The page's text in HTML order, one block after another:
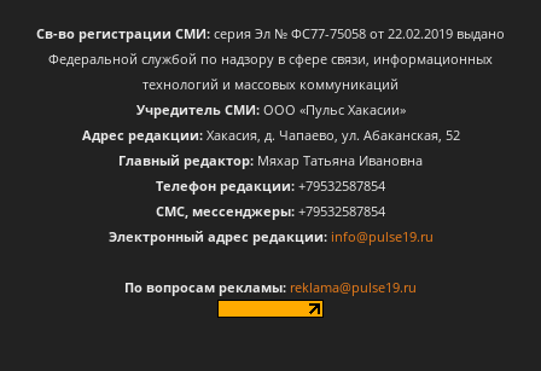
Св-во регистрации СМИ: серия Эл № ФС77-75058 от 22.02.2019 выдано
Федеральной службой по надзору в сфере связи, информационных
технологий и массовых коммуникаций
Учредитель СМИ:ООО «Пульс Хакасии»
Адрес редакции:Хакасия, д. Чапаево, ул. Абаканская, 52
Главный редактор: Мяхар Татьяна Ивановна
Телефон редакции: +79532587854
CМС, мессенджеры: +79532587854
Электронный адрес редакции: info@pulse19.ru
По вопросам рекламы: reklama@pulse19.ru